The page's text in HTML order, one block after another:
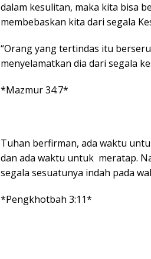
dalam kesulitan, maka kita bisa
membebaskan kita dari segala
“Orang yang tertindas itu
menyelamatkan dia dari segala
*Mazmur 34:7*
Tuhan berfirman, ada waktu
dan ada waktu untuk meratap.
segala sesuatunya indah pada
*Pengkhotbah 3:11*